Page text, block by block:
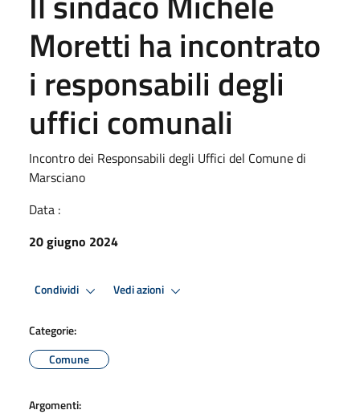
Moretti ha incontrato
i responsabili degli
uffici comunali
Incontro dei Responsabili degli Uffici del Comune di
Marsciano
Data :
20 giugno 2024
Condividi Vedi azioni
Categorie:
Comune
Argomenti: